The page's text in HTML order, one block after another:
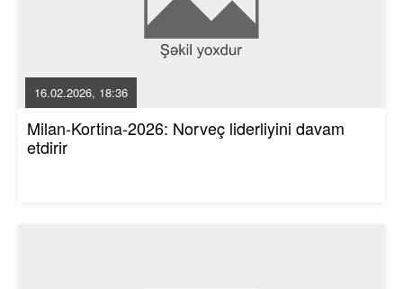
16.02.2026, 18:36
Milan-Kortina-2026: Norveç liderliyini davam
etdirir